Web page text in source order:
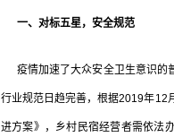
一、对标五星，安全规范
疫情加速了大众安全卫生意识的
行业规范日趋完善，根据2019年12
进方案》，乡村民宿经营者需依法